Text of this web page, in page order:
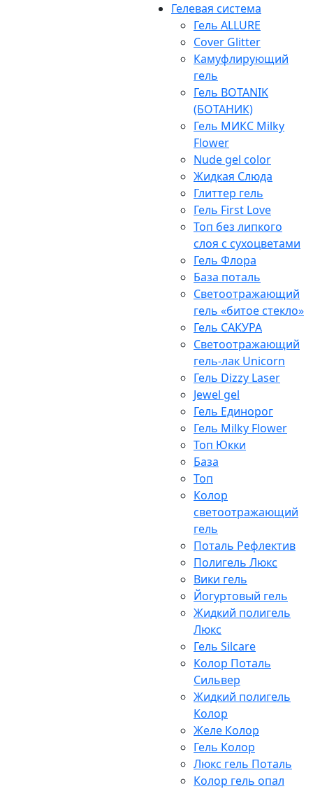
Гелевая система
Гель ALLURE
Cover Glitter
Камуфлирующий
гель
Гель BOTANIK
(БОТАНИК)
Гель МИКС Milky
Flower
Nude gel color
Жидкая Слюда
Глиттер гель
Гель First Love
Топ без липкого
слоя с сухоцветами
Гель Флора
База поталь
Светоотражающий
гель «битое стекло»
Гель САКУРА
Светоотражающий
гель-лак Unicorn
Гель Dizzy Laser
Jewel gel
Гель Единорог
Гель Milky Flower
Топ Юкки
База
Топ
Колор
светоотражающий
гель
Поталь Рефлектив
Полигель Люкс
Вики гель
Йогуртовый гель
Жидкий полигель
Люкс
Гель Silcare
Колор Поталь
Сильвер
Жидкий полигель
Колор
Желе Колор
Гель Колор
Люкс гель Поталь
Колор гель опал